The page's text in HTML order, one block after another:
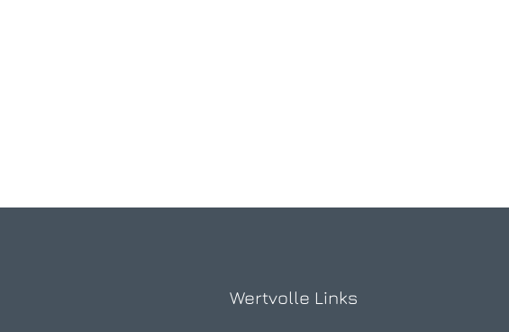
Wertvolle Links